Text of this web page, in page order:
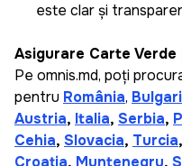
este clar și
Asigurare Carte
Pe omnis.md, poți
pentru România,
Austria, Italia, Serbia,
Cehia, Slovacia, Turcia,
Croația, Muntenegru,